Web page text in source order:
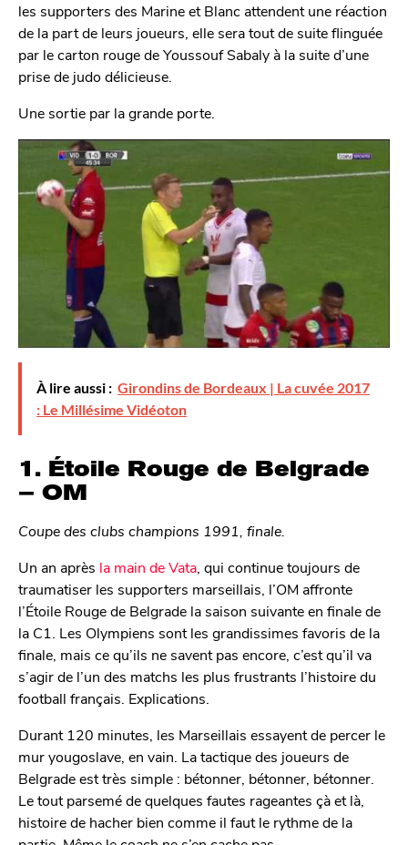
les supporters des Marine et Blanc attendent une réaction
de la part de leurs joueurs, elle sera tout de suite flinguée
par le carton rouge de Youssouf Sabaly à la suite d’une
prise de judo délicieuse.
Une sortie par la grande porte.
À lire aussi : Girondins de Bordeaux | La cuvée 2017
: Le Millésime Vidéoton
1. Étoile Rouge de Belgrade
– OM
Coupe des clubs champions 1991, finale.
Un an après la main de Vata , qui continue toujours de
traumatiser les supporters marseillais, l’OM affronte
l’Étoile Rouge de Belgrade la saison suivante en finale de
la C1. Les Olympiens sont les grandissimes favoris de la
finale, mais ce qu’ils ne savent pas encore, c’est qu’il va
s’agir de l’un des matchs les plus frustrants l’histoire du
football français. Explications.
Durant 120 minutes, les Marseillais essayent de percer le
mur yougoslave, en vain. La tactique des joueurs de
Belgrade est très simple : bétonner, bétonner, bétonner.
Le tout parsemé de quelques fautes rageantes çà et là,
histoire de hacher bien comme il faut le rythme de la